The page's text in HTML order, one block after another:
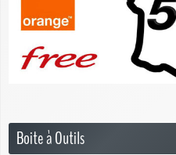
Boite à Outils